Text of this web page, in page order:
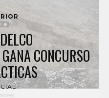
CONCURSO